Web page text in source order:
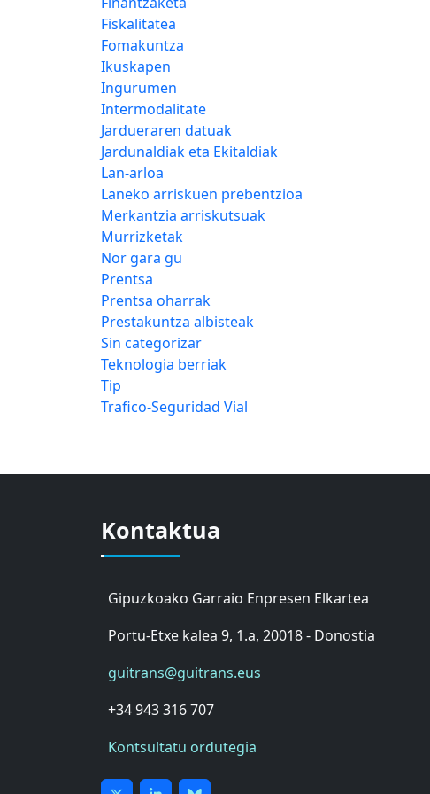
Fiskalitatea
Fomakuntza
Ikuskapen
Ingurumen
Intermodalitate
Jardueraren datuak
Jardunaldiak eta Ekitaldiak
Lan-arloa
Laneko arriskuen prebentzioa
Merkantzia arriskutsuak
Murrizketak
Nor gara gu
Prentsa
Prentsa oharrak
Prestakuntza albisteak
Sin categorizar
Teknologia berriak
Tip
Trafico-Seguridad Vial
Kontaktua
Gipuzkoako Garraio Enpresen Elkartea
Portu-Etxe kalea 9, 1.a, 20018 - Donostia
guitrans@guitrans.eus
+34 943 316 707
Kontsultatu ordutegia